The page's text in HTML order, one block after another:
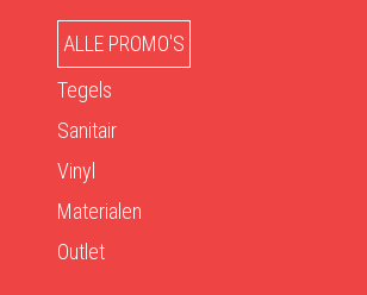
ALLE PROMO'S
Tegels
Sanitair
Vinyl
Materialen
Outlet